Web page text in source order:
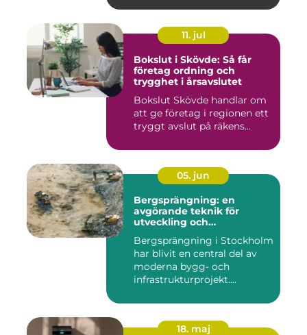
11. jul
Bokslut i Skövde: Så får
företag ordning och
trygghet i årsavslutet
Bokslut Skövde handlar om
att ge företag i regionen ett
tryggt avslut på räkens...
05. jun
Bergsprängning: en
avgörande teknik för
utveckling och
Bergsprängning i Stockholm
har blivit en central del av
moderna bygg- och
infrastrukturprojekt....
18. maj